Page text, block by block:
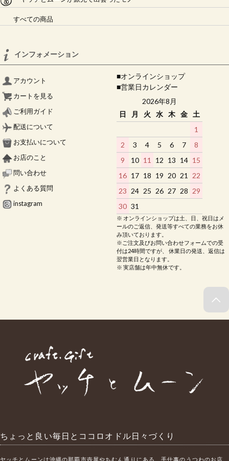
すべての商品
インフォメーション
アカウント
カートを見る
ご利用ガイド
配送について
お支払いについて
お店のこと
問い合わせ
よくある質問
instagram
■オンラインショップ
■営業日カレンダー
2026年8月
日
月 火 水 木 金
土
1
2
3 4 5 6 7
8
9
10 11 12 13 14 15
16 17 18 19 20 21
22
23 24 25 26 27 28 29
30 31
※ オンラインショップは土、日、祝日はメ
ールのご返信、発送等すべての業務をお休
み頂いております。
※ご注文及びお問い合わせフォームでの受
付は24時間ですが、 休業日の発送、返信は
翌営業日となります。
※ 実店舗は年中無休です。
ちょっと良い毎日とココロオドル日々づくり
ヤッチとムーンは沖縄の那覇市壺屋やちむん通りにある、手仕事のうつわのお店